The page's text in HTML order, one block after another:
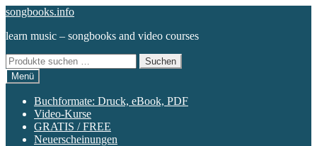
Zur
springen
Zum
springen
songbooks.info
learn music – songbooks and video courses
Suchen
nach:
Suchen
Menü
Buchformate: Druck, eBook, PDF
Video-Kurse
GRATIS / FREE
Neuerscheinungen